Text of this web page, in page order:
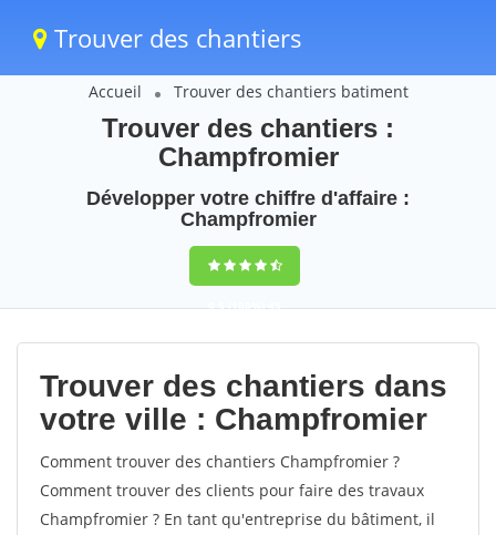
Trouver des chantiers
Accueil Trouver des chantiers batiment
Trouver des chantiers :
Champfromier
Développer votre chiffre d'affaire :
Champfromier
9,5(100%)45
votes
Trouver des chantiers dans
votre ville : Champfromier
Comment trouver des chantiers Champfromier ?
Comment trouver des clients pour faire des travaux
Champfromier ? En tant qu'entreprise du bâtiment, il